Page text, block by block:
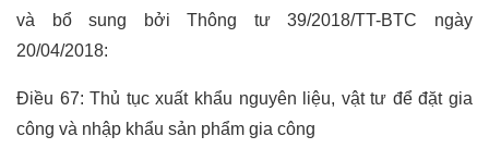
và bổ sung bởi Thông tư 39/2018/TT-BTC ngày
20/04/2018:
Điều 67: Thủ tục xuất khẩu nguyên liệu, vật tư để đặt gia
công và nhập khẩu sản phẩm gia công